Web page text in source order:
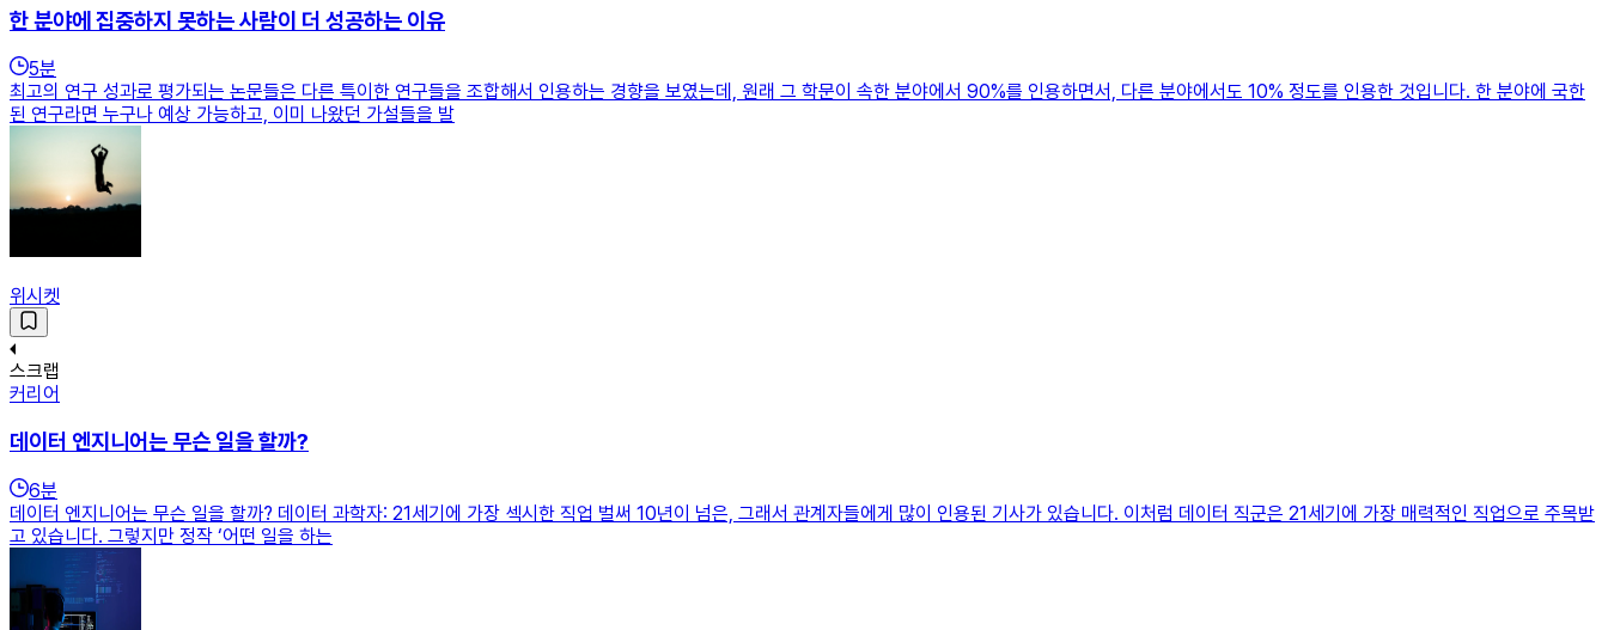
한 분야에 집중하지 못하는 사람이 더 성공하는 이유
5분
최고의 연구 성과로 평가되는 논문들은 다른 특이한 연구들을 조합해서 인용하는 경향을 보였는데, 원래 그 학문이 속한 분야에서 90%를 인용하면서, 다른 분야에서도 10% 정도를 인용한 것입니다. 한 분야에 국한
된 연구라면 누구나 예상 가능하고, 이미 나왔던 가설들을 발
위시켓
스크랩
커리어
데이터 엔지니어는 무슨 일을 할까?
6분
데이터 엔지니어는 무슨 일을 할까? 데이터 과학자: 21세기에 가장 섹시한 직업 벌써 10년이 넘은, 그래서 관계자들에게 많이 인용된 기사가 있습니다. 이처럼 데이터 직군은 21세기에 가장 매력적인 직업으로 주목받
고 있습니다. 그렇지만 정작 ‘어떤 일을 하는